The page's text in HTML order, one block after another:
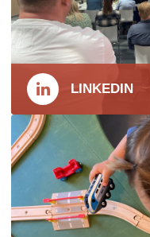
LINKEDIN